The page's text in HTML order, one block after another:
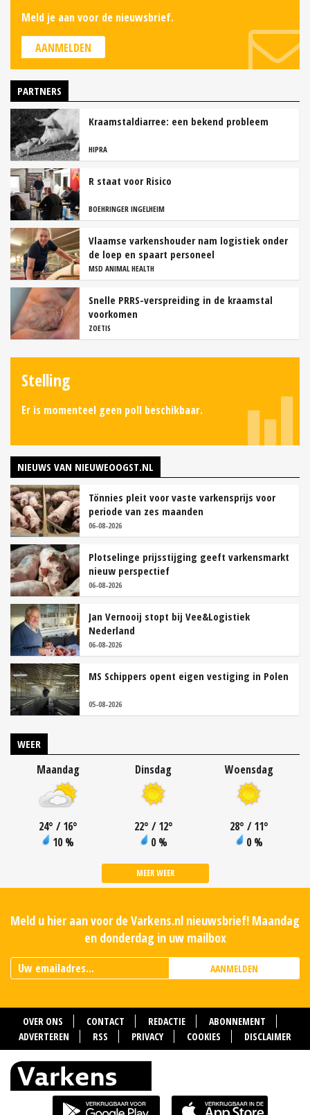
Meld je aan voor de nieuwsbrief.
AANMELDEN
PARTNERS
Kraamstaldiarree: een bekend probleem
HIPRA
R staat voor Risico
BOEHRINGER INGELHEIM
Vlaamse varkenshouder nam logistiek onder
de loep en spaart personeel
MSD ANIMAL HEALTH
Snelle PRRS-verspreiding in de kraamstal
voorkomen
ZOETIS
Stelling
Er is momenteel geen poll beschikbaar.
NIEUWS VAN NIEUWEOOGST.NL
Tönnies pleit voor vaste varkensprijs voor
periode van zes maanden
06-08-2026
Plotselinge prijsstijging geeft varkensmarkt
nieuw perspectief
06-08-2026
Jan Vernooij stopt bij Vee&Logistiek
Nederland
06-08-2026
MS Schippers opent eigen vestiging in Polen
05-08-2026
WEER
Maandag
24° / 16°
10 %
Dinsdag
22° / 12°
0 %
Woensdag
28° / 11°
0 %
MEER WEER
Meld u hier aan voor de Varkens.nl nieuwsbrief! Maandag
en donderdag in uw mailbox
AANMELDEN
OVER ONS CONTACT REDACTIE
ABONNEMENT
ADVERTEREN
RSS PRIVACY COOKIES DISCLAIMER